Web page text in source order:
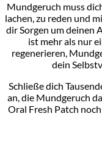
Mundgeruch muss
lachen, zu reden und
dir Sorgen um deinen
ist mehr als nur
regenerieren,
dein
Schließe dich
an, die Mundgeruch
Oral Fresh Patch